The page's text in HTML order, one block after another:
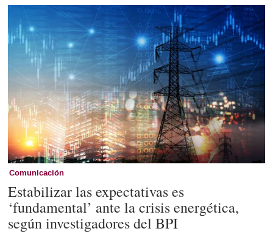
Comunicación
Estabilizar las expectativas es
‘fundamental’ ante la crisis energética,
según investigadores del BPI